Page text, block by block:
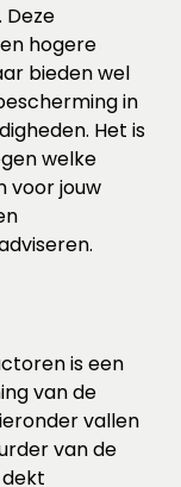
Deze
hogere
bieden wel
in
Het is
welke
voor jouw
is een
van de
vallen
van de